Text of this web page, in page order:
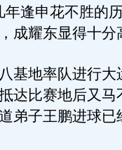
年逢申花不胜的
成耀东显得十分
地率队进行大
达比赛地后又马
弟子王鹏进球已